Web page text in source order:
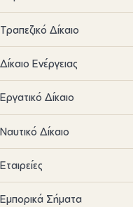
Τραπεζικό Δίκαιο
Δίκαιο Ενέργειας
Εργατικό Δίκαιο
Ναυτικό Δίκαιο
Εταιρείες
Εμπορικά Σήματα